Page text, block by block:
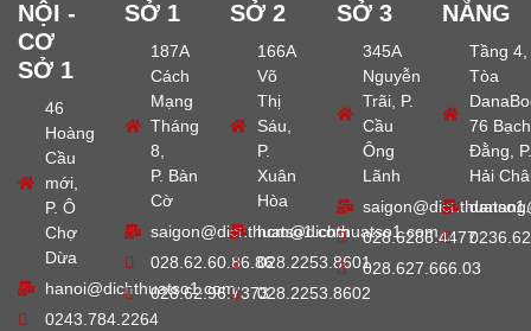
NỘI -
CƠ
SỞ 1
46
Hoàng
Cầu
mới,
P. Ô
Chợ
Dừa
hanoi@dichthuatso1.com
0243.784.2264
SỞ 1
187A
Cách
Mạng
Tháng
8,
P. Bàn
Cờ
saigon@dichthuatso1.com
028.62.60.86.86
028.62.96.7373
SỞ 2
166A
Võ
Thị
Sáu,
P.
Xuân
Hòa
hcm@dichthuatso1.com
028.2253.8601
028.2253.8602
SỞ 3
345A
Nguyễn
Trãi, P.
Cầu
Ông
Lãnh
028.6286.4477
028.627.666.03
NẴNG
Tầng 4,
Tòa
76 Bạch
Đằng, P.
Hải